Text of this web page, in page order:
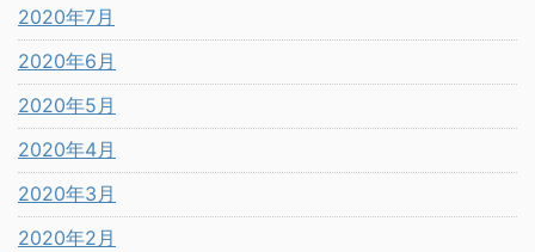
2020年7月
2020年6月
2020年5月
2020年4月
2020年3月
2020年2月